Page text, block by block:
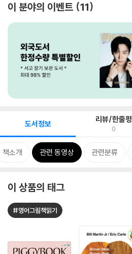
이 분야의 이벤트 11
도서정보 리뷰/한줄평
0
책소개 관련 동영상 관련분류
이 상품의 태그
#영어그림책읽기